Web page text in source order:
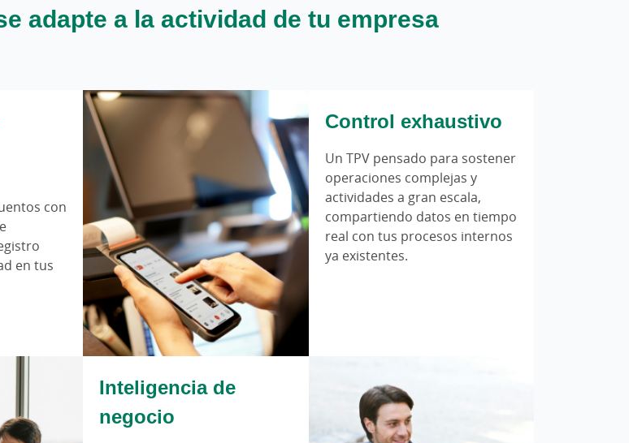
adapte a la actividad de tu empresa
con
en tus
Control exhaustivo
Un TPV pensado para sostener
operaciones complejas y
actividades a gran escala,
compartiendo datos en tiempo
real con tus procesos internos
ya existentes.
Inteligencia de
negocio